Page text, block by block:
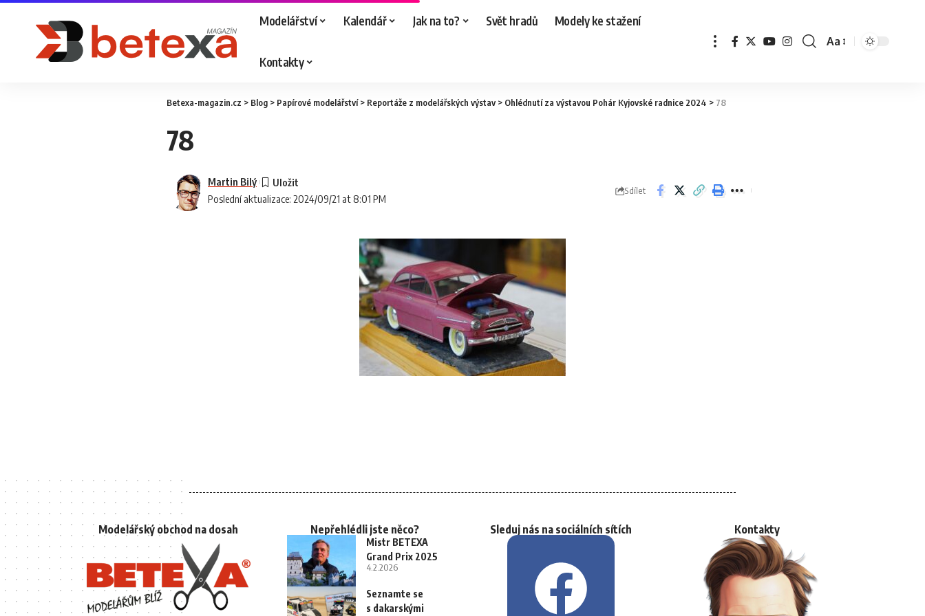
Modelářství Kalendář Jak na to? Svět hradů Modely ke stažení
Kontakty
Aa
Betexa-magazin.cz > Blog > Papírové modelářství> Reportáže z modelářských výstav> Ohlédnutí za výstavou Pohár Kyjovské radnice 2024 > 78
78
Poslední aktualizace: 2024/09/21 at 8:01 PM
Martin Bilý
Sdílet
Modelářský obchod na dosah Nepřehlédli jste něco?
Mistr BETEXA
Grand Prix 2025
4.2.2026
Seznamte se
s dakarskými
Sleduj nás na sociálních sítích Kontakty